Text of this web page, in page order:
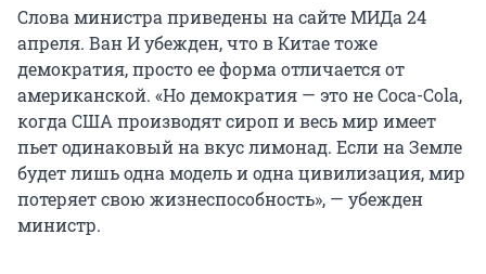
Слова министра приведены на сайте МИДа 24
апреля. Ван И убежден, что в Китае тоже
демократия, просто ее форма отличается от
американской. «Но демократия — это не Coca-Cola,
когда США производят сироп и весь мир имеет
пьет одинаковый на вкус лимонад. Если на Земле
будет лишь одна модель и одна цивилизация, мир
потеряет свою жизнеспособность», — убежден
министр.